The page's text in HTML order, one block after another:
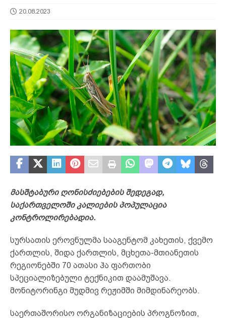
20.08.2023
მასშტაბური ღონისძიებების შედეგად,
საქართველოში კალიების პოპულაცია
კონტროლირებადია.
სურსათის ეროვნულმა სააგენტომ კახეთის, ქვემო
ქართლის, შიდა ქართლის, მცხეთა-მთიანეთის
რეგიონებში 70 ათასი ჰა ფართობი
სპეციალიზებული ტექნიკით დაამუშავა.
მონიტორინგი მუდმივ რეჟიმში მიმდინარეობს.
საერთაშორისო ორგანიზაციების პროგნოზით,